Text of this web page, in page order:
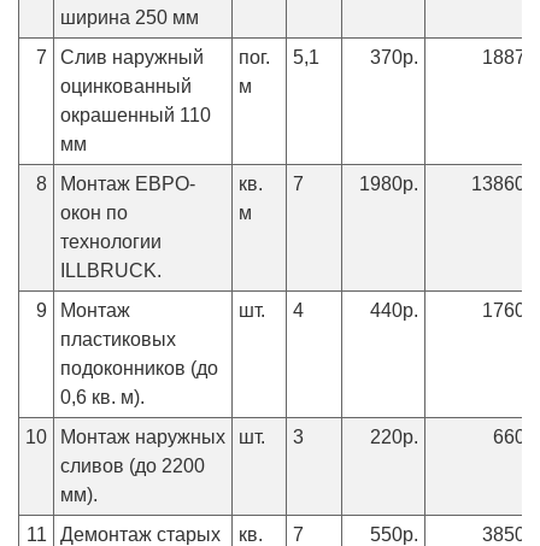
ширина 250 мм
7
Слив наружный
оцинкованный
окрашенный 110
мм
пог.
м
5,1 370р.
8
Монтаж ЕВРО-
окон по
технологии
ILLBRUCK.
кв.
м
7 1980р.
9
Монтаж
пластиковых
подоконников (до
0,6 кв. м).
шт. 4 440р.
10
Монтаж наружных
сливов (до 2200
мм).
шт. 3 220р.
11
Демонтаж старых
кв.
7 550р.